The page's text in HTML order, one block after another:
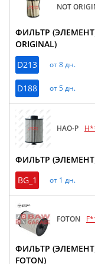
NOT
ФИЛЬТР
ORIGINAL)
D213
от 8 дн.
D188 от 5 дн.
HAO-P
ФИЛЬТР
BG_1
от 1 дн.
FOTON
ФИЛЬТР
FOTON)